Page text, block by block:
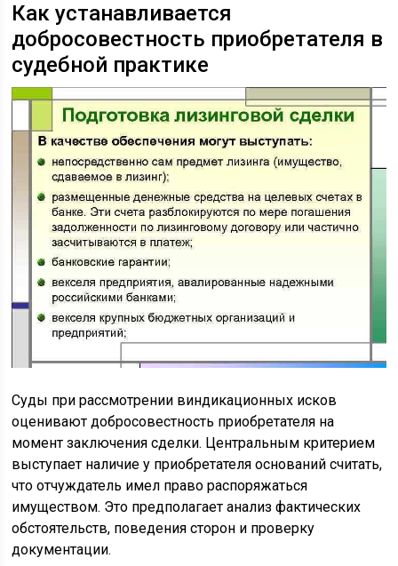
Как устанавливается
добросовестность приобретателя в
судебной практике
Суды при рассмотрении виндикационных исков
оценивают добросовестность приобретателя на
момент заключения сделки. Центральным критерием
выступает наличие у приобретателя оснований считать,
что отчуждатель имел право распоряжаться
имуществом. Это предполагает анализ фактических
обстоятельств, поведения сторон и проверку
документации.